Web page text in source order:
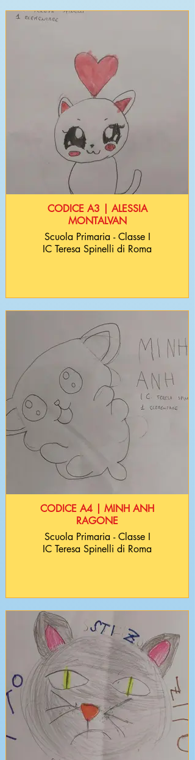
CODICE A3 | ALESSIA
MONTALVAN
Scuola Primaria - Classe I
IC Teresa Spinelli di Roma
CODICE A4 | MINH ANH
RAGONE
Scuola Primaria - Classe I
IC Teresa Spinelli di Roma